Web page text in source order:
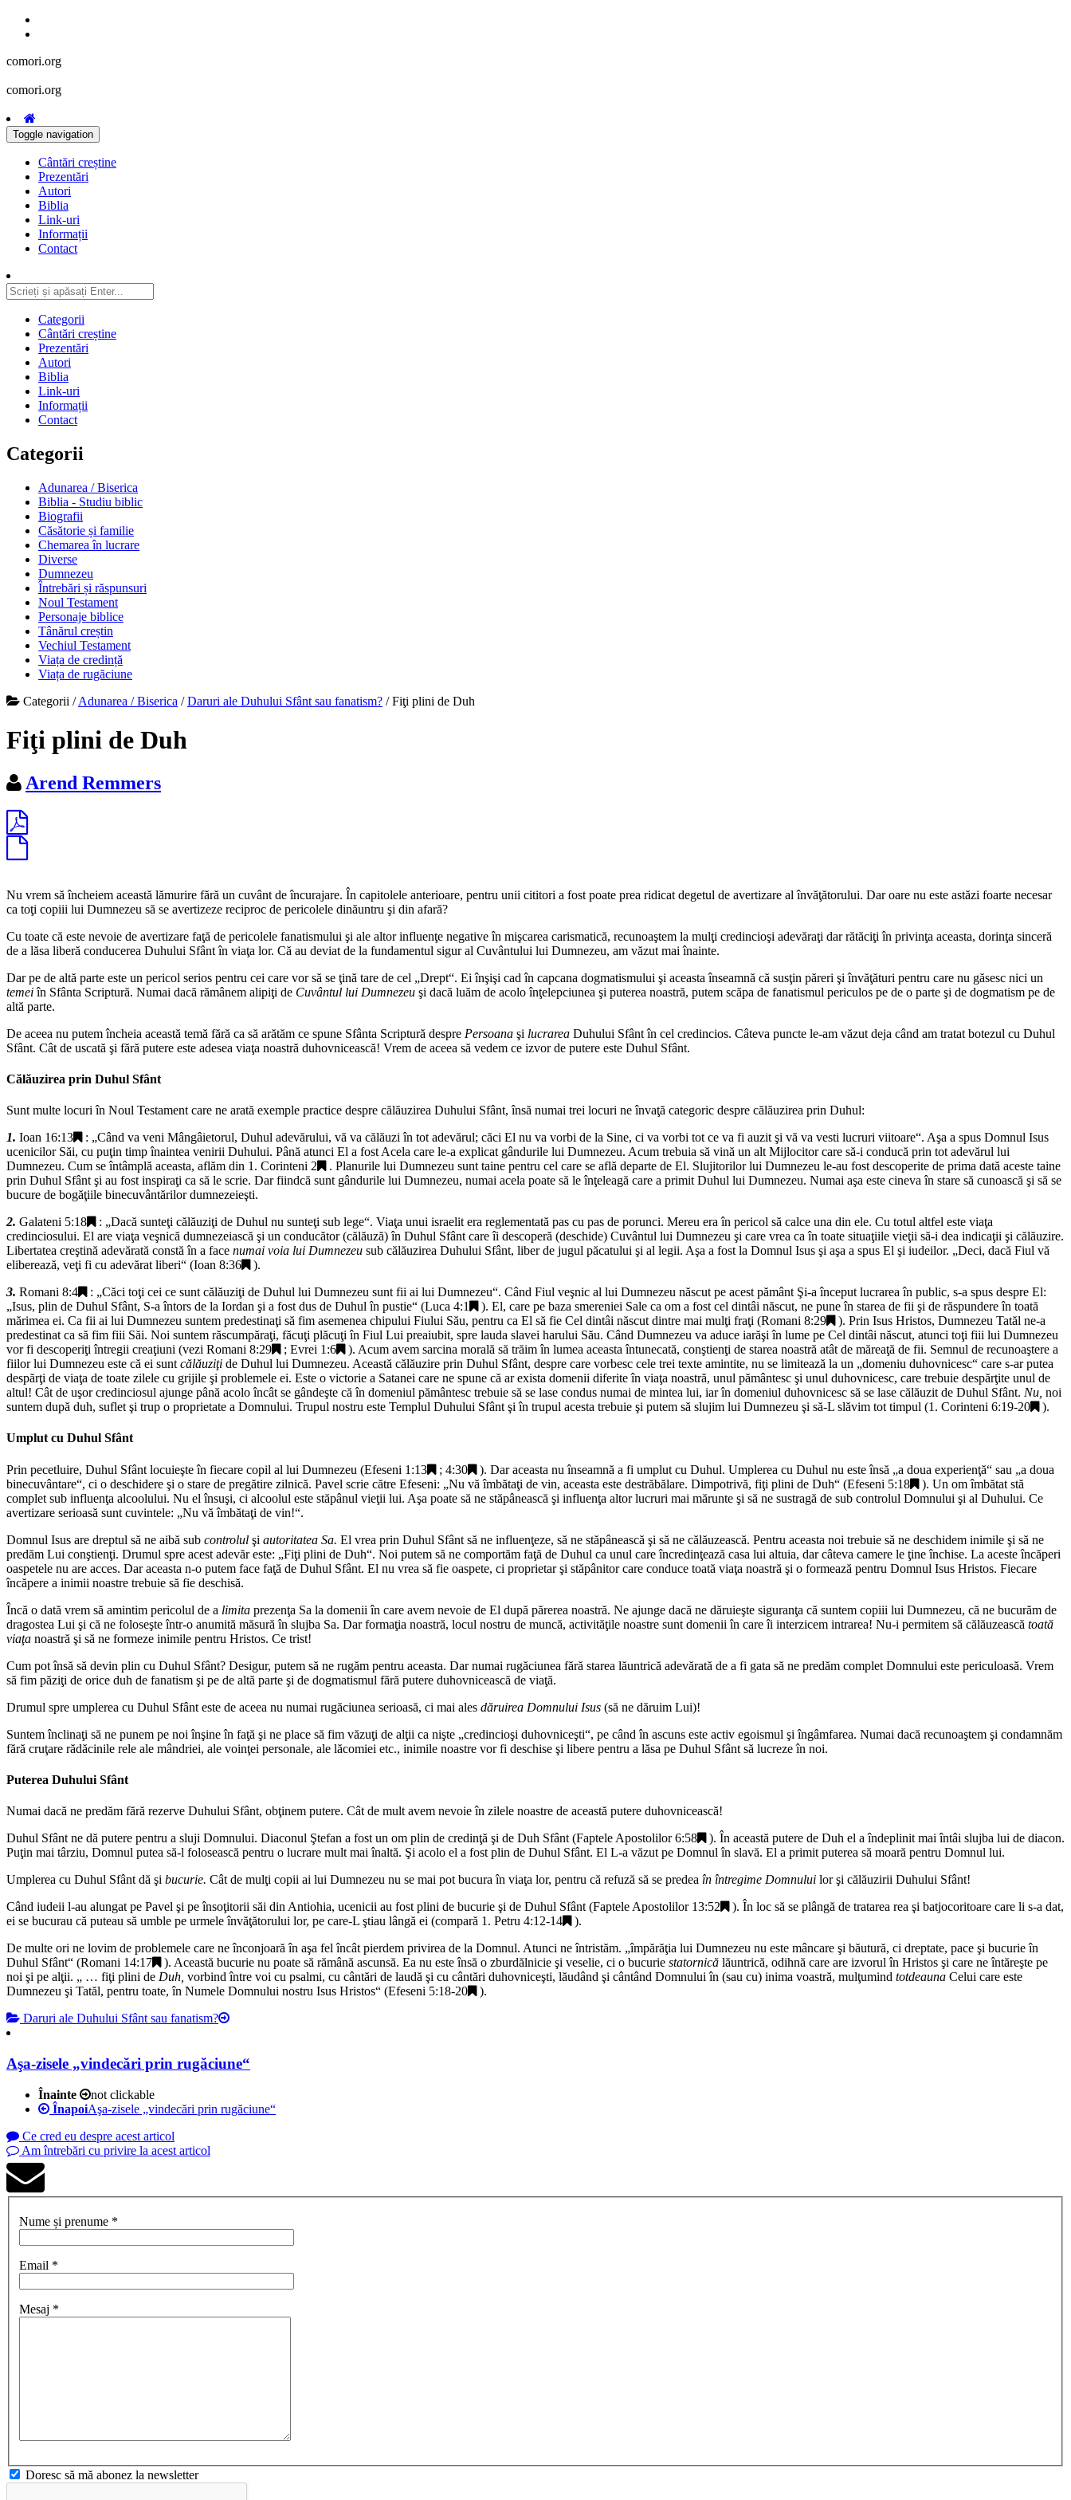
comori.org
comori.org
Toggle navigation
Cântări creștine
Prezentări
Autori
Biblia
Link-uri
Informații
Contact
Categorii
Cântări creștine
Prezentări
Autori
Biblia
Link-uri
Informații
Contact
Categorii
Adunarea / Biserica
Biblia - Studiu biblic
Biografii
Căsătorie și familie
Chemarea în lucrare
Diverse
Dumnezeu
Întrebări și răspunsuri
Noul Testament
Personaje biblice
Tânărul creștin
Vechiul Testament
Viața de credință
Viața de rugăciune
Categorii /Adunarea / Biserica /Daruri ale Duhului Sfânt sau fanatism? /Fiţi plini de Duh
Fiţi plini de Duh
Arend Remmers
Nu vrem să încheiem această lămurire fără un cuvânt de încurajare. În capitolele anterioare, pentru unii cititori a fost poate prea ridicat degetul de avertizare al învăţătorului. Dar oare nu este astăzi foarte necesar
ca toţi copiii lui Dumnezeu să se avertizeze reciproc de pericolele dinăuntru şi din afară?
Cu toate că este nevoie de avertizare faţă de pericolele fanatismului şi ale altor influenţe negative în mişcarea carismatică, recunoaştem la mulţi credincioşi adevăraţi dar rătăciţi în privinţa aceasta, dorinţa sinceră
de a lăsa liberă conducerea Duhului Sfânt în viaţa lor. Că au deviat de la fundamentul sigur al Cuvântului lui Dumnezeu, am văzut mai înainte.
Dar pe de altă parte este un pericol serios pentru cei care vor să se ţină tare de cel „Drept“. Ei înşişi cad în capcana dogmatismului şi aceasta înseamnă că susţin păreri şi învăţături pentru care nu găsesc nici un
temeiîn Sfânta Scriptură. Numai dacă rămânem alipiţi de Cuvântul lui Dumnezeu şi dacă luăm de acolo înţelepciunea şi puterea noastră, putem scăpa de fanatismul periculos pe de o parte şi de dogmatism pe de
altă parte.
De aceea nu putem încheia această temă fără ca să arătăm ce spune Sfânta Scriptură despre Persoana şi lucrarea Duhului Sfânt în cel credincios. Câteva puncte le-am văzut deja când am tratat botezul cu Duhul
Sfânt. Cât de uscată şi fără putere este adesea viaţa noastră duhovnicească! Vrem de aceea să vedem ce izvor de putere este Duhul Sfânt.
Călăuzirea prin Duhul Sfânt
Sunt multe locuri în Noul Testament care ne arată exemple practice despre călăuzirea Duhului Sfânt, însă numai trei locuri ne învaţă categoric despre călăuzirea prin Duhul:
1. Ioan 16:13 : „Când va veni Mângâietorul, Duhul adevărului, vă va călăuzi în tot adevărul; căci El nu va vorbi de la Sine, ci va vorbi tot ce va fi auzit şi vă va vesti lucruri viitoare“. Aşa a spus Domnul Isus
ucenicilor Săi, cu puţin timp înaintea venirii Duhului. Până atunci El a fost Acela care le-a explicat gândurile lui Dumnezeu. Acum trebuia să vină un alt Mijlocitor care să-i conducă prin tot adevărul lui
Dumnezeu. Cum se întâmplă aceasta, aflăm din 1. Corinteni 2
. Planurile lui Dumnezeu sunt taine pentru cel care se află departe de El. Slujitorilor lui Dumnezeu le-au fost descoperite de prima dată aceste taine
prin Duhul Sfânt şi au fost inspiraţi ca să le scrie. Dar fiindcă sunt gândurile lui Dumnezeu, numai acela poate să le înţeleagă care a primit Duhul lui Dumnezeu. Numai aşa este cineva în stare să cunoască şi să se
bucure de bogăţiile binecuvântărilor dumnezeieşti.
2. Galateni 5:18 : „Dacă sunteţi călăuziţi de Duhul nu sunteţi sub lege“. Viaţa unui israelit era reglementată pas cu pas de porunci. Mereu era în pericol să calce una din ele. Cu totul altfel este viaţa
credinciosului. El are viaţa veşnică dumnezeiască şi un conducător (călăuză) în Duhul Sfânt care îi descoperă (deschide) Cuvântul lui Dumnezeu şi care vrea ca în toate situaţiile vieţii să-i dea indicaţii şi călăuzire.
Libertatea creştină adevărată constă în a face numai voia lui Dumnezeu sub călăuzirea Duhului Sfânt, liber de jugul păcatului şi al legii. Aşa a fost la Domnul Isus şi aşa a spus El şi iudeilor. „Deci, dacă Fiul vă
eliberează, veţi fi cu adevărat liberi“ (Ioan 8:36
).
3. Romani 8:4 : „Căci toţi cei ce sunt călăuziţi de Duhul lui Dumnezeu sunt fii ai lui Dumnezeu“. Când Fiul veşnic al lui Dumnezeu născut pe acest pământ Şi-a început lucrarea în public, s-a spus despre El:
„Isus, plin de Duhul Sfânt, S-a întors de la Iordan şi a fost dus de Duhul în pustie“ (Luca 4:1
). El, care pe baza smereniei Sale ca om a fost cel dintâi născut, ne pune în starea de fii şi de răspundere în toată
mărimea ei. Ca fii ai lui Dumnezeu suntem predestinaţi să fim asemenea chipului Fiului Său, pentru ca El să fie Cel dintâi născut dintre mai mulţi fraţi (Romani 8:29
). Prin Isus Hristos, Dumnezeu Tatăl ne-a
predestinat ca să fim fiii Săi. Noi suntem răscumpăraţi, făcuţi plăcuţi în Fiul Lui preaiubit, spre lauda slavei harului Său. Când Dumnezeu va aduce iarăşi în lume pe Cel dintâi născut, atunci toţi fiii lui Dumnezeu
vor fi descoperiţi întregii creaţiuni (vezi Romani 8:29 ; Evrei 1:6
). Acum avem sarcina morală să trăim în lumea aceasta întunecată, conştienţi de starea noastră atât de măreaţă de fii. Semnul de recunoaştere a
fiilor lui Dumnezeu este că ei sunt călăuziţi de Duhul lui Dumnezeu. Această călăuzire prin Duhul Sfânt, despre care vorbesc cele trei texte amintite, nu se limitează la un „domeniu duhovnicesc“ care s-ar putea
despărţi de viaţa de toate zilele cu grijile şi problemele ei. Este o victorie a Satanei care ne spune că ar exista domenii diferite în viaţa noastră, unul pământesc şi unul duhovnicesc, care trebuie despărţite unul de
altul! Cât de uşor credinciosul ajunge până acolo încât se gândeşte că în domeniul pământesc trebuie să se lase condus numai de mintea lui, iar în domeniul duhovnicesc să se lase călăuzit de Duhul Sfânt. Nu, noi
suntem după duh, suflet şi trup o proprietate a Domnului. Trupul nostru este Templul Duhului Sfânt şi în trupul acesta trebuie şi putem să slujim lui Dumnezeu şi să-L slăvim tot timpul (1. Corinteni 6:19-20 ).
Umplut cu Duhul Sfânt
Prin pecetluire, Duhul Sfânt locuieşte în fiecare copil al lui Dumnezeu (Efeseni 1:13 ; 4:30
). Dar aceasta nu înseamnă a fi umplut cu Duhul. Umplerea cu Duhul nu este însă „a doua experienţă“ sau „a doua
binecuvântare“, ci o deschidere şi o stare de pregătire zilnică. Pavel scrie către Efeseni: „Nu vă îmbătaţi de vin, aceasta este destrăbălare. Dimpotrivă, fiţi plini de Duh“ (Efeseni 5:18
). Un om îmbătat stă
complet sub influenţa alcoolului. Nu el însuşi, ci alcoolul este stăpânul vieţii lui. Aşa poate să ne stăpânească şi influenţa altor lucruri mai mărunte şi să ne sustragă de sub controlul Domnului şi al Duhului. Ce
avertizare serioasă sunt cuvintele: „Nu vă îmbătaţi de vin!“.
Domnul Isus are dreptul să ne aibă sub controlul şi autoritatea Sa. El vrea prin Duhul Sfânt să ne influenţeze, să ne stăpânească şi să ne călăuzească. Pentru aceasta noi trebuie să ne deschidem inimile şi să ne
predăm Lui conştienţi. Drumul spre acest adevăr este: „Fiţi plini de Duh“. Noi putem să ne comportăm faţă de Duhul ca unul care încredinţează casa lui altuia, dar câteva camere le ţine închise. La aceste încăperi
oaspetele nu are acces. Dar aceasta n-o putem face faţă de Duhul Sfânt. El nu vrea să fie oaspete, ci proprietar şi stăpânitor care conduce toată viaţa noastră şi o formează pentru Domnul Isus Hristos. Fiecare
încăpere a inimii noastre trebuie să fie deschisă.
Încă o dată vrem să amintim pericolul de a limita prezenţa Sa la domenii în care avem nevoie de El după părerea noastră. Ne ajunge dacă ne dăruieşte siguranţa că suntem copiii lui Dumnezeu, că ne bucurăm de
dragostea Lui şi că ne foloseşte într-o anumită măsură în slujba Sa. Dar formaţia noastră, locul nostru de muncă, activităţile noastre sunt domenii în care îi interzicem intrarea! Nu-i permitem să călăuzească toată
viaţa noastră şi să ne formeze inimile pentru Hristos. Ce trist!
Cum pot însă să devin plin cu Duhul Sfânt? Desigur, putem să ne rugăm pentru aceasta. Dar numai rugăciunea fără starea lăuntrică adevărată de a fi gata să ne predăm complet Domnului este periculoasă. Vrem
să fim păziţi de orice duh de fanatism şi pe de altă parte şi de dogmatismul fără putere duhovnicească de viaţă.
Drumul spre umplerea cu Duhul Sfânt este de aceea nu numai rugăciunea serioasă, ci mai ales dăruirea Domnului Isus (să ne dăruim Lui)!
Suntem înclinaţi să ne punem pe noi înşine în faţă şi ne place să fim văzuţi de alţii ca nişte „credincioşi duhovniceşti“, pe când în ascuns este activ egoismul şi îngâmfarea. Numai dacă recunoaştem şi condamnăm
fără cruţare rădăcinile rele ale mândriei, ale voinţei personale, ale lăcomiei etc., inimile noastre vor fi deschise şi libere pentru a lăsa pe Duhul Sfânt să lucreze în noi.
Puterea Duhului Sfânt
Numai dacă ne predăm fără rezerve Duhului Sfânt, obţinem putere. Cât de mult avem nevoie în zilele noastre de această putere duhovnicească!
Duhul Sfânt ne dă putere pentru a sluji Domnului. Diaconul Ştefan a fost un om plin de credinţă şi de Duh Sfânt (Faptele Apostolilor 6:58
). În această putere de Duh el a îndeplinit mai întâi slujba lui de diacon.
Puţin mai târziu, Domnul putea să-l folosească pentru o lucrare mult mai înaltă. Şi acolo el a fost plin de Duhul Sfânt. El L-a văzut pe Domnul în slavă. El a primit puterea să moară pentru Domnul lui.
Umplerea cu Duhul Sfânt dă şi bucurie. Cât de mulţi copii ai lui Dumnezeu nu se mai pot bucura în viaţa lor, pentru că refuză să se predea în întregime Domnului lor şi călăuzirii Duhului Sfânt!
Când iudeii l-au alungat pe Pavel şi pe însoţitorii săi din Antiohia, ucenicii au fost plini de bucurie şi de Duhul Sfânt (Faptele Apostolilor 13:52
). În loc să se plângă de tratarea rea şi batjocoritoare care li s-a dat,
ei se bucurau că puteau să umble pe urmele învăţătorului lor, pe care-L ştiau lângă ei (compară 1. Petru 4:12-14
).
De multe ori ne lovim de problemele care ne înconjoară în aşa fel încât pierdem privirea de la Domnul. Atunci ne întristăm. „împărăţia lui Dumnezeu nu este mâncare şi băutură, ci dreptate, pace şi bucurie în
Duhul Sfânt“ (Romani 14:17 ). Această bucurie nu poate să rămână ascunsă. Ea nu este însă o zburdălnicie şi veselie, ci o bucurie statornică lăuntrică, odihnă care are izvorul în Hristos şi care ne întăreşte pe
noi şi pe alţii. „ … fiţi plini de Duh, vorbind între voi cu psalmi, cu cântări de laudă şi cu cântări duhovniceşti, lăudând şi cântând Domnului în (sau cu) inima voastră, mulţumind totdeauna Celui care este
Dumnezeu şi Tatăl, pentru toate, în Numele Domnului nostru Isus Hristos“ (Efeseni 5:18-20
).
Daruri ale Duhului Sfânt sau fanatism?
Aşa-zisele „vindecări prin rugăciune“
Înainte
not clickable
ÎnapoiAşa-zisele „vindecări prin rugăciune“
Ce cred eu despre acest articol
Am întrebări cu privire la acest articol
Nume și prenume *
Email *
Mesaj *
Doresc să mă abonez la newsletter